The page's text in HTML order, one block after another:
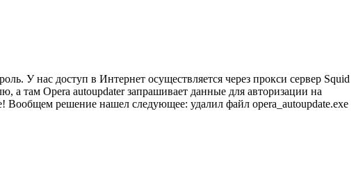
У нас доступ в Интернет осуществляется через прокси сервер Squid
там Opera autoupdater запрашивает данные для авторизации на
Вообщем решение нашел следующее: удалил файл opera_autoupdate.exe